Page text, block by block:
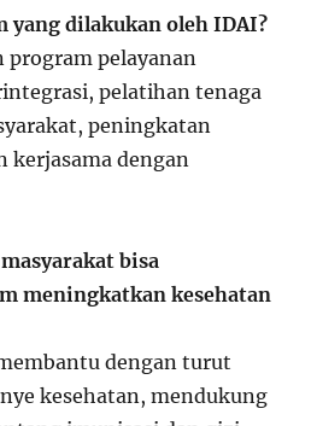
yang dilakukan oleh IDAI?
program pelayanan
pelatihan tenaga
peningkatan
kerjasama dengan
bisa
meningkatkan kesehatan
dengan turut
kesehatan, mendukung